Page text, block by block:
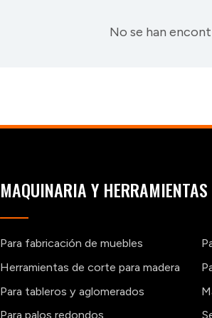
No se han
MAQUINARIA Y HERRAMIENTAS
Para fabricación de muebles
Herramientas de corte para madera
Para tableros y aglomerados
Para palos redondos